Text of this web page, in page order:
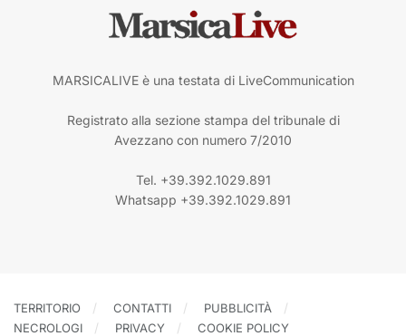
MARSICALIVE è una testata di LiveCommunication
Registrato alla sezione stampa del tribunale di
Avezzano con numero 7/2010
Tel. +39.392.1029.891
Whatsapp +39.392.1029.891
TERRITORIO CONTATTI
PUBBLICITÀ
NECROLOGI
PRIVACY COOKIE POLICY